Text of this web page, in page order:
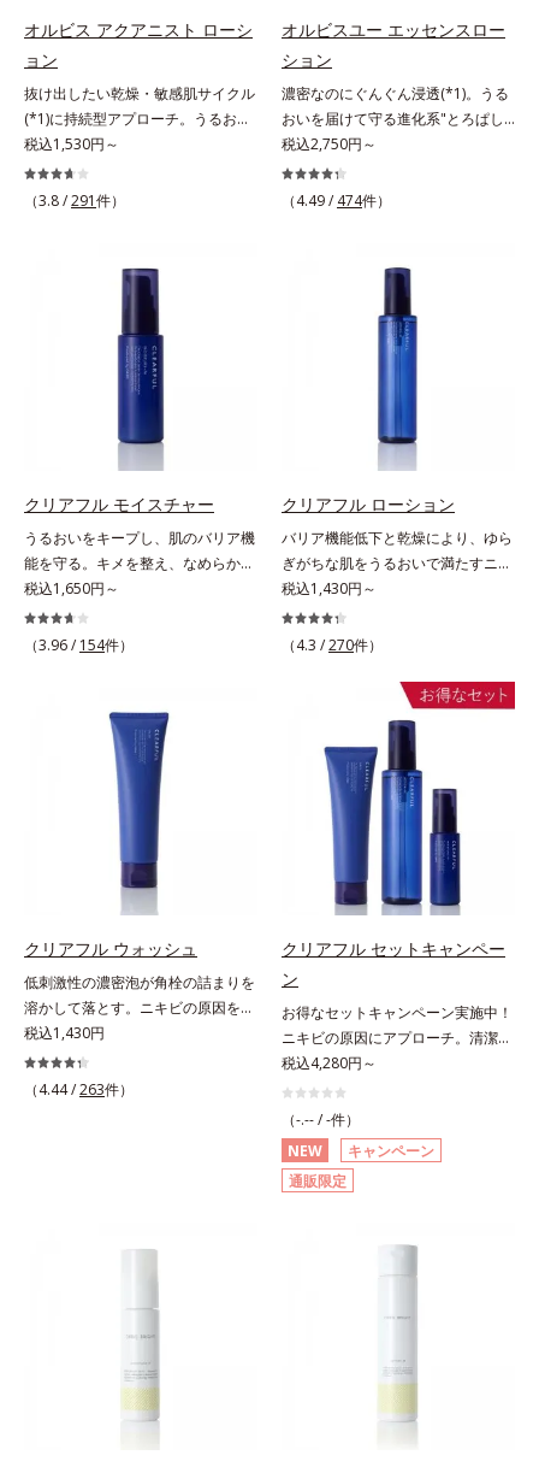
高保湿タイプ（普通肌～超乾性肌）
アレルギーテスト済＝全ての方にア
はありません。
いうわけではありません※敏感肌対
象パッチテスト済（すべての人に皮
膚刺激がおきないというわけではあ
りません）※弱酸性（ローション・
モイスチャーのみ）アレルギーテス
ト済＝全ての方にアレルギーが起こ
らないということではありません。
ノンコメドジェニックテスト済＝す
らずのまっさら肌へ。メイクのり
(*7)もよくなります。さわやかさ広
がるシトラスハーバルの香り。*1
乾燥による*2 クエン酸配合＝角層
柔軟成分*3 イソペンチルジオール
配合＝保湿成分*4 ツボクサ葉エキ
ス配合＝保湿成分*5 パルミチン酸
アスコルビルリン酸3Na配合＝保湿
汚れを落とすことによる
指します。無油分・無着色・無香
不使用(*5)・パラベンフリー、6つ
のフリー処方で徹底的に肌に寄り添
います。*1 乾燥と敏感をくり返す
こと*2 敏感肌対象連用テスト済
（すべての方のお肌に合うというこ
とではありません）*3 乾燥して敏
＝乾燥を防ぎ、うるおいに満ちた肌
へ導く保湿成分、植物由来アミノ酸
（エルゴチオネイン）配合＝肌を整
え、すこやかに保つ保湿成分、微生
荒れを防ぐ保湿成分*5 ウォッシュ
を除くLM＝さっぱり高保湿タイプ
高保湿タイプ（普通肌～超乾性肌）
オルビス アクアニスト ローシ
ョン
抜け出したい乾燥・敏感肌サイクル
(*1)に持続型アプローチ。うるおい
を追求した敏感肌用保湿スキンケア
(*2)。うるおいを逃し、刺激を受け
やすい角層の“乾燥敏感スランプ
望の敏感肌用保湿スキンケアライン
「オルビス アクアニスト」。乾燥
る持続型トリプルアミノ酸(*4)を配
合。もともと体内にあるアミノ酸は
異物として排出されにくく、肌にと
す。刺激を受けやすくなった角層を
うるおいで満たし、脱・敏感肌を目
指します。無油分・無着色・無香
不使用(*5)・パラベンフリー、6つ
のフリー処方で徹底的に肌に寄り添
います。*1 乾燥と敏感をくり返す
こと*2 敏感肌対象連用テスト済
（すべての方のお肌に合うというこ
アミノ酸（ポリグルタミン酸）配合
＝乾燥を防ぎ、うるおいに満ちた肌
へ導く保湿成分、植物由来アミノ酸
（エルゴチオネイン）配合＝肌を整
え、すこやかに保つ保湿成分、微生
物由来アミノ酸（エクトイン）配合
＝乱れた角層にうるおいを与え、肌
荒れを防ぐ保湿成分*5 ウォッシュ
（脂性肌～普通肌）RM＝しっとり
高保湿タイプ（普通肌～超乾性肌）
税込1,530円～
（3.8 /291件）
オルビスユー エッセンスロー
ション
濃密なのにぐんぐん浸透(*1)。うる
おいを届けて守る進化系"とろぱし
ゃ"ローション。7000種を超える成
分から厳選し、「うるおいの質
(*1)」に着目した初期エイジングケ
ーチする初期エイジングケアシリー
ズです。「うるおいの質」に着目
し、肌荒れを予防しながらうるおい
に満ちた美しい肌へと導きます。ポ
濃度で配合。角層のバリア機能にア
プローチして肌荒れを防ぎ、肌不調
にゆらがない肌を叶えます。そし
成分「MCアクティベーター
(*5)」。肌のうるおいを引き出し・
高めて、ハリ感あふれる肌へと導き
ます。うるおいに満ちたゆらがない
肌をご体感いただくために設計され
くあり続けるあなたを応援します。
*1 肌にうるおいが満ち、維持され
ている状態*2 年齢に応じたお手入
れのこと*3 デクスパンテノール
W*4 2022年5月 Mintel社データベ
ース及び先行技術調査による当社調
べ*5 オトギリソウエキス配合＝肌
にうるおいを与え、うるおいに満ち
たハリツヤ肌へ導く保湿成分
税込2,750円～
（4.49 / 474件）
クリアフル モイスチャー
うるおいをキープし、肌のバリア機
能を守る。キメを整え、なめらかな
肌にするニキビ対策保湿液。「ニキ
ビをくり返してしまう」「毛穴目立
ちが気になる」「マスク生活であご
本原因「肌のバリア機能の低下」
と、肌悩み「毛穴の目立ち」の両方
にWでアプローチする、薬用ニキビ
対策スキンケアシリーズです。5種
の和漢植物由来成分とコラーゲンが
肌をいたわりながらうるおいを与
え、バリア機能を維持。ニキビがで
きにくい肌を目指します。さらにビ
タミンC誘導体をはじめとした5種
の整肌成分(*1)から成る「ナノVCシ
が浸透してから成分を放出する特殊
技術によって、高い浸透力(*2)と安
定性を実現。毛穴の目立ちをしっか
りケア(*3)して、ゆらぎやすいニキ
ビ肌を、みずみずしい清潔な垢抜け
ン酸、ユズセラミド、スフィンゴ糖
ではありません※敏感肌対象パッチ
テスト済（すべての人に皮膚刺激が
おきないというわけではありませ
税込1,650円～
（3.96 / 154件）
クリアフル ローション
バリア機能低下と乾燥により、ゆら
ぎがちな肌をうるおいで満たすニキ
ビ対策化粧水。「ニキビをくり返し
てしまう」「毛穴目立ちが気にな
る」「マスク生活であごや口まわり
に。くり返しニキビの根本原因「肌
のバリア機能の低下」と、肌悩み
「毛穴の目立ち」の両方にWでアプ
ローチする、薬用ニキビ対策スキン
ケアシリーズです。5種の和漢植物
由来成分とコラーゲンが肌をいたわ
りながらうるおいを与え、バリア機
能を維持。ニキビができにくい肌を
目指します。さらにビタミンC誘導
体をはじめとした5種の整肌成分
(*1)から成る「ナノVCショットカプ
から成分を放出する特殊技術によっ
て、高い浸透力(*2)と安定性を実
現。毛穴の目立ちをしっかりケア
(*3)して、ゆらぎやすいニキビ肌
を、みずみずしい清潔な垢抜け肌
(*4)へと導きます。たっぷりの保湿
成分で低刺激。敏感肌の方にもお使
いいただけます(*5)。*1 テトラ2-ヘ
キシルデカン酸アスコルビル、天然
酸、ユズセラミド、スフィンゴ糖脂
質*2 角層内*3 うるおいによりキメ
洗浄による汚れの除去*5 すべての
ではありません※敏感肌対象パッチ
おきないというわけではありませ
税込1,430円～
（4.3 /270件）
クリアフル ウォッシュ
低刺激性の濃密泡が角栓の詰まりを
溶かして落とす。ニキビの原因を残
さないクリアな肌に洗い上げる洗顔
料。「ニキビをくり返してしまう」
「毛穴目立ちが気になる」「マスク
ラーゲンが肌をいたわりながらうる
おいを与え、バリア機能を維持。ニ
キビができにくい肌を目指します。
さらにビタミンC誘導体をはじめと
した5種の整肌成分(*1)から成る
「ナノVCショットカプセル」を配
税込1,430円
（4.44 /263件）
クリアフル セットキャンペー
ン
お得なセットキャンペーン実施中！
ニキビの原因にアプローチ。清潔な
垢抜け肌(*1)へ。「ニキビをくり返
してしまう」「毛穴目立ち(*2)が気
になる」「マスク生活であごや口ま
わりのニキビが気になる」というお
悩みに。くり返しニキビの根本原因
「肌のバリア機能の低下」と、肌悩
プローチする、薬用ニキビ対策スキ
わりながらうるおいを与え、バリア
を目指します。さらにビタミンC誘
導体(*3)と5種の整肌成分(*4)から成
る「ナノVCショットカプセル(*5)」
税込4,280円～
（-.-- / -件）
NEW
キャンペーン
通販限定